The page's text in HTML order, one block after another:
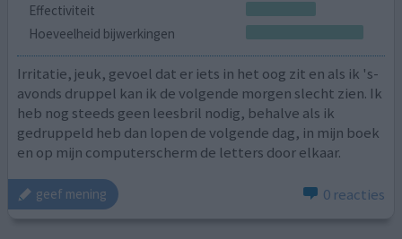
Effectiviteit
Hoeveelheid bijwerkingen
Irritatie, jeuk, gevoel dat er iets in het oog zit en als ik 's-
avonds druppel kan ik de volgende morgen slecht zien. Ik
heb nog steeds geen leesbril nodig, behalve als ik
gedruppeld heb dan lopen de volgende dag, in mijn boek
en op mijn computerscherm de letters door elkaar.
geef mening 0 reacties